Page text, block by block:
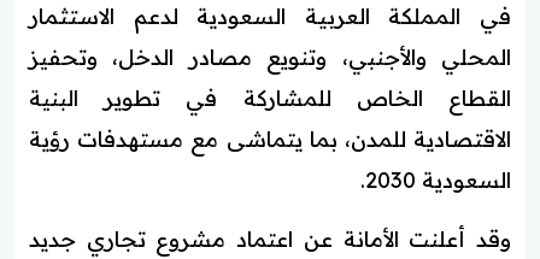
في المملكة العربية السعودية لدعم الاستثمار
المحلي والأجنبي، وتنويع مصادر الدخل، وتحفيز
القطاع الخاص للمشاركة في تطوير البنية
الاقتصادية للمدن، بما يتماشى مع مستهدفات رؤية
السعودية 2030.
وقد أعلنت الأمانة عن اعتماد مشروع تجاري جديد